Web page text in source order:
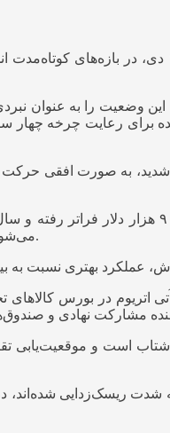
برای رعایت چرخه
شدید، به صورت افقی
وی افزود: آنچه اکنون در مقایسه با چند هفته
می‌شوند و سرمایه‌گذاران باید سرمایه را به فرصت‌های جذاب ریسک و پاداش اختصاص دهند.
شدت ریسک‌زدایی